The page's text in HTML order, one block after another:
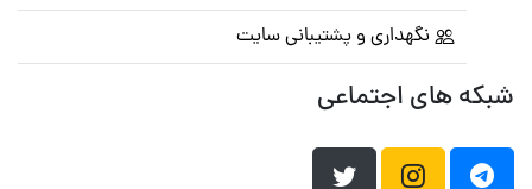
نگهداری و پشتیبانی سایت
شبکه های اجتماعی